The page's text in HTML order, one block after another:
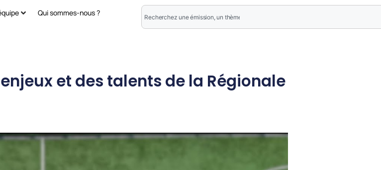
Qui sommes-nous ?
et des talents de la Régionale